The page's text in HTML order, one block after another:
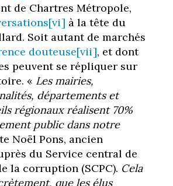
de Chartres Métropole,
[vi] à la tête du
Soit autant de marchés
douteuse[vii], et dont
peuvent se répliquer sur
« Les mairies,
départements et
régionaux réalisent 70%
public dans notre
Noël Pons, ancien
du Service central de
la corruption (SCPC). Cela
que les élus